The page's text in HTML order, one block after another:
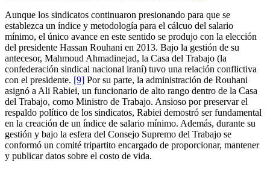
Aunque los sindicatos continuaron presionando para que se
establezca un índice y metodología para el cálcuo del salario
mínimo, el único avance en este sentido se produjo con la elección
del presidente Hassan Rouhani en 2013. Bajo la gestión de su
antecesor, Mahmoud Ahmadinejad, la Casa del Trabajo (la
confederación sindical nacional iraní) tuvo una relación conflictiva
con el presidente. [9] Por su parte, la administración de Rouhani
asignó a Ali Rabiei, un funcionario de alto rango dentro de la Casa
del Trabajo, como Ministro de Trabajo. Ansioso por preservar el
respaldo político de los sindicatos, Rabiei demostró ser fundamental
en la creación de un índice de salario mínimo. Además, durante su
gestión y bajo la esfera del Consejo Supremo del Trabajo se
conformó un comité tripartito encargado de proporcionar, mantener
y publicar datos sobre el costo de vida.